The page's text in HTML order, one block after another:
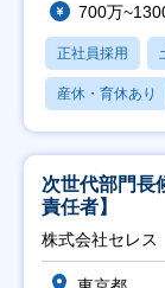
700万
正社員採用
産休・育休あり
次世代部門長
責任者】
株式会社セレス